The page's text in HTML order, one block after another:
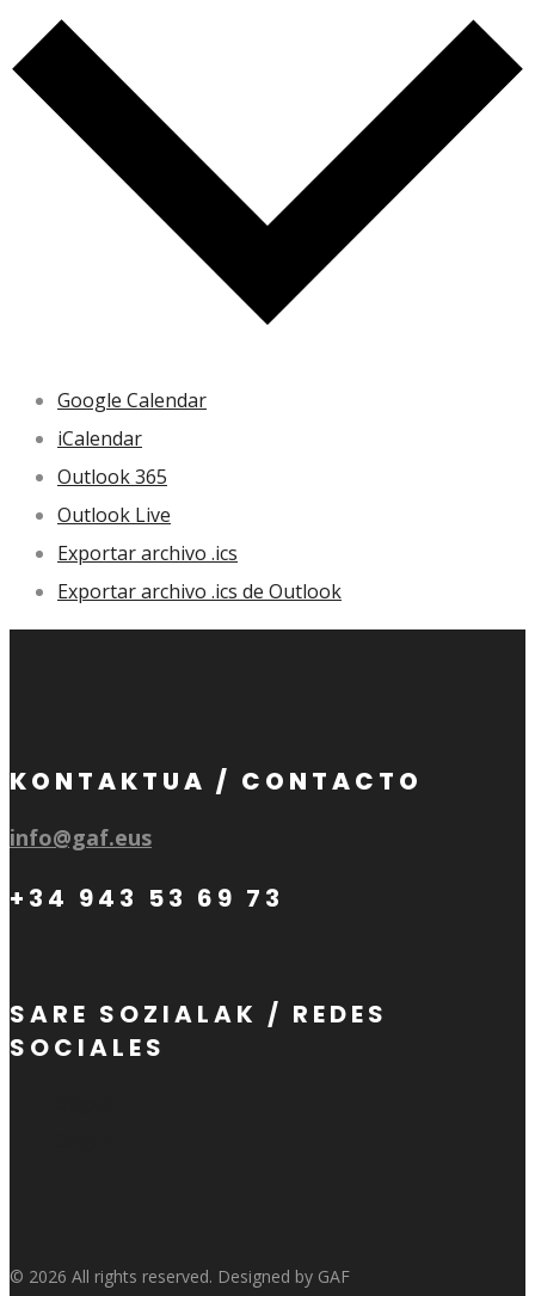
Google Calendar
iCalendar
Outlook 365
Outlook Live
Exportar archivo .ics
Exportar archivo .ics de Outlook
KONTAKTUA / CONTACTO
info@gaf.eus
+34 943 53 69 73
SARE SOZIALAK / REDES
SOCIALES
© 2026 All rights reserved. Designed by GAF